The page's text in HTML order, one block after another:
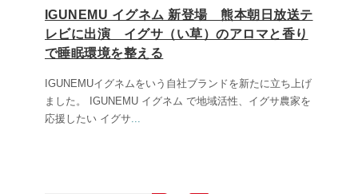
IGUNEMU イグネム 新登場 熊本朝日放送テ
レビに出演 イグサ（い草）のアロマと香り
で睡眠環境を整える
IGUNEMUイグネムをいう自社ブランドを新たに立ち上げ
ました。 IGUNEMU イグネム で地域活性、イグサ農家を
応援したい イグサ...